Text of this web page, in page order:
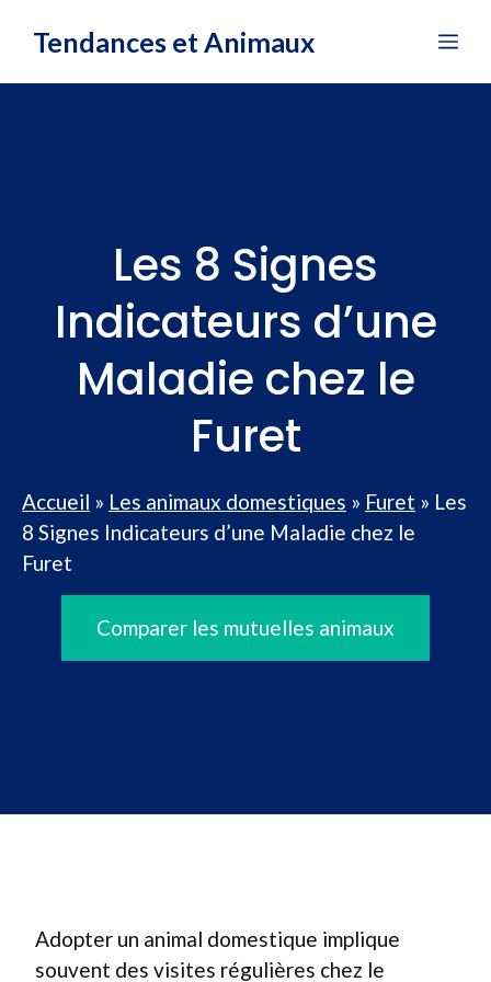
Tendances et Animaux
Les 8 Signes
Indicateurs d’une
Maladie chez le
Furet
Accueil » Les animaux domestiques » Furet » Les
8 Signes Indicateurs d’une Maladie chez le
Furet
Comparer les mutuelles animaux
Adopter un animal domestique implique
souvent des visites régulières chez le